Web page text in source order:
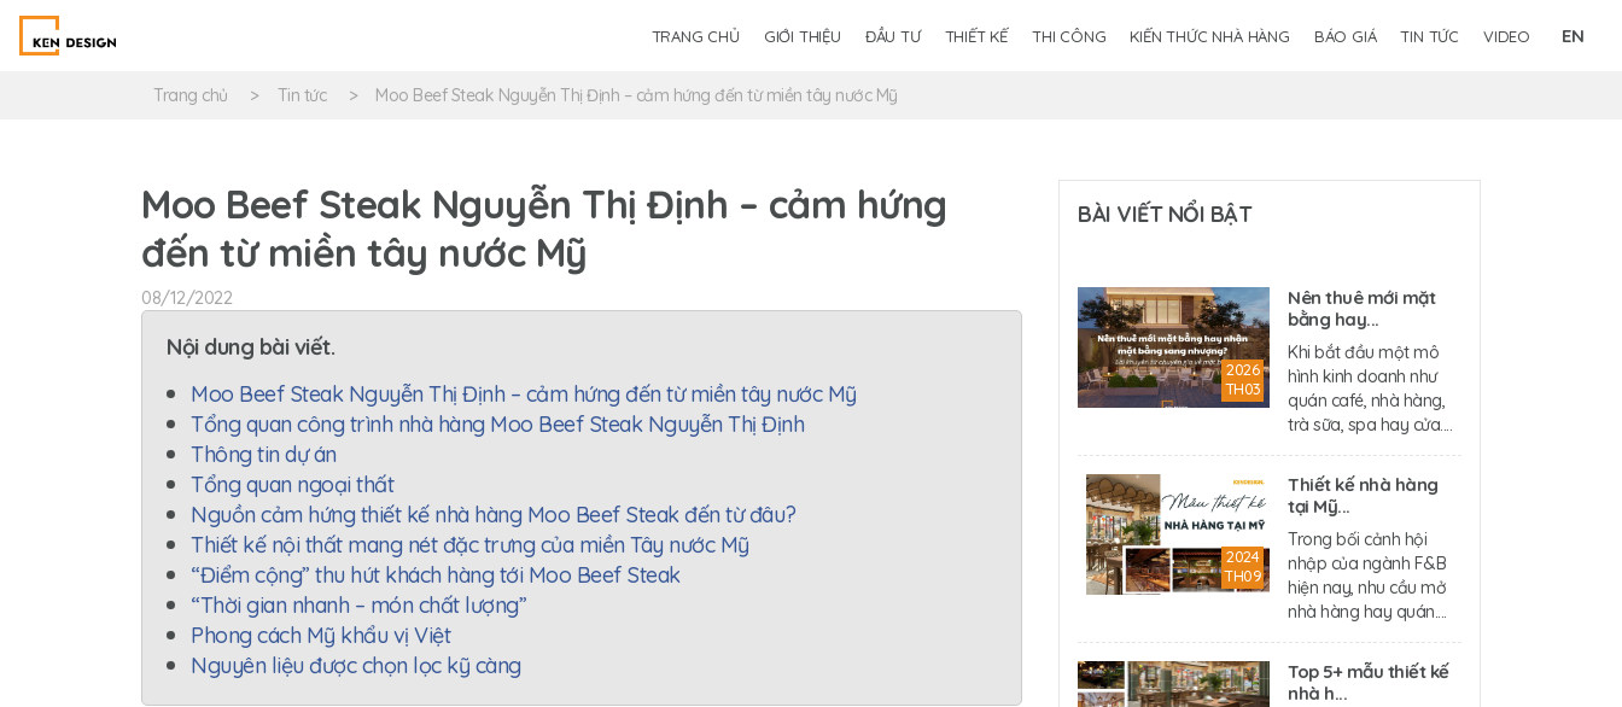
TRANG CHỦ GIỚI THIỆU ĐẦU TƯ THIẾT KẾ THI CÔNG KIẾN THỨC NHÀ HÀNG BÁO GIÁ TIN TỨC VIDEO EN
Trang chủ Tin tức Moo Beef Steak Nguyễn Thị Định – cảm hứng đến từ miền tây nước Mỹ
Moo Beef Steak Nguyễn Thị Định – cảm hứng
đến từ miền tây nước Mỹ
08/12/2022
Nội dung bài viết.
Moo Beef Steak Nguyễn Thị Định – cảm hứng đến từ miền tây nước Mỹ
Tổng quan công trình nhà hàng Moo Beef Steak Nguyễn Thị Định
Thông tin dự án
Tổng quan ngoại thất
Nguồn cảm hứng thiết kế nhà hàng Moo Beef Steak đến từ đâu?
Thiết kế nội thất mang nét đặc trưng của miền Tây nước Mỹ
“Điểm cộng” thu hút khách hàng tới Moo Beef Steak
“Thời gian nhanh – món chất lượng”
Phong cách Mỹ khẩu vị Việt
Nguyên liệu được chọn lọc kỹ càng
BÀI VIẾT NỔI BẬT
2026
TH03
Nên thuê mới mặt
bằng hay...
Khi bắt đầu một mô
hình kinh doanh như
quán café, nhà hàng,
trà sữa, spa hay cửa....
2024
TH09
Thiết kế nhà hàng
tại Mỹ...
Trong bối cảnh hội
nhập của ngành F&B
hiện nay, nhu cầu mở
nhà hàng hay quán....
Top 5+ mẫu thiết kế
nhà h...